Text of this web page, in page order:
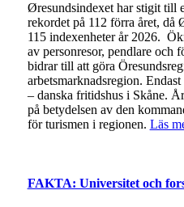
Øresundsindexet har stigit till
rekordet på 112 förra året,
115 indexenheter år 2026.
av personresor, pendlare och
bidrar till att göra
arbetsmarknadsregion.
– danska fritidshus i Skåne.
på betydelsen av den
för turismen i regionen. Läs
FAKTA: Universitet och